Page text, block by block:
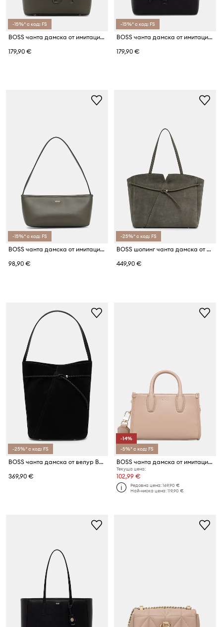
-15%* с код: FS
BOSS чанта дамска от имитация на кожа Anett Drawstring
179,90 €
-15%* с код: FS
BOSS чанта дамска от имитация на кожа Anett Drawstring
179,90 €
-15%* с код: FS
BOSS чанта дамска от имитация на кожа Sandy EW Sh Bag
98,90 €
-25%* с код: FS
BOSS шопинг чанта дамска от велур BOSS REVERS TOTE S
449,90 €
-25%* с код: FS
BOSS чанта дамска от велур BOSS REVERS BUCKET S
369,90 €
-14%
-5%* с код: FS
BOSS чанта дамска от имитация на кожа Sandy SM Tote
Текуща цена:
102,99 €
Редовна цена:169,90 €
Най-ниска цена:119,90 €